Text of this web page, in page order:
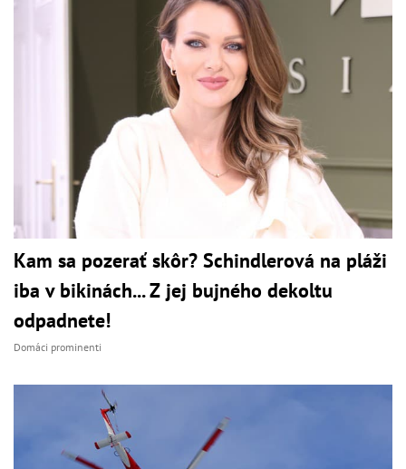
Kam sa pozerať skôr? Schindlerová na pláži
iba v bikinách... Z jej bujného dekoltu
odpadnete!
Domáci prominenti